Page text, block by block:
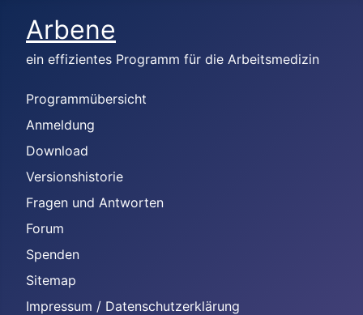
Arbene
ein effizientes Programm für die Arbeitsmedizin
Programmübersicht
Anmeldung
Download
Versionshistorie
Fragen und Antworten
Forum
Spenden
Sitemap
Impressum / Datenschutzerklärung